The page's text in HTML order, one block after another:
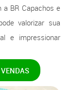
a BR Capachos e
valorizar sua
e impressionar